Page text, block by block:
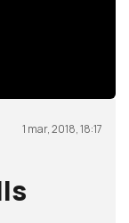
1 mar, 2018, 18:17